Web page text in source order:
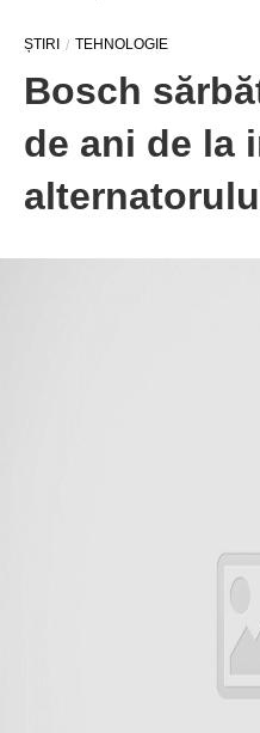
ȘTIRI TEHNOLOGIE
Bosch
de ani de la